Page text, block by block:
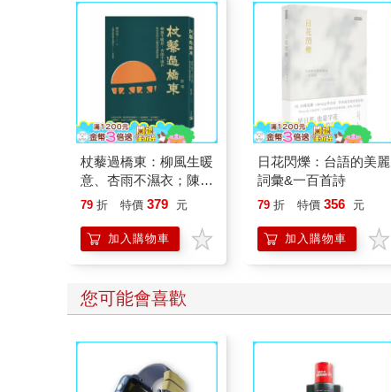
杖藜過橋東：柳風生暖
意、杏雨不濕衣；陳亮
恭談以心轉境的適齡漫
79 折 特價 379 元
加入購物車
日花閃爍：台語的美麗
詞彙&一百首詩
79 折 特價 356 元
加入購物車
您可能會喜歡